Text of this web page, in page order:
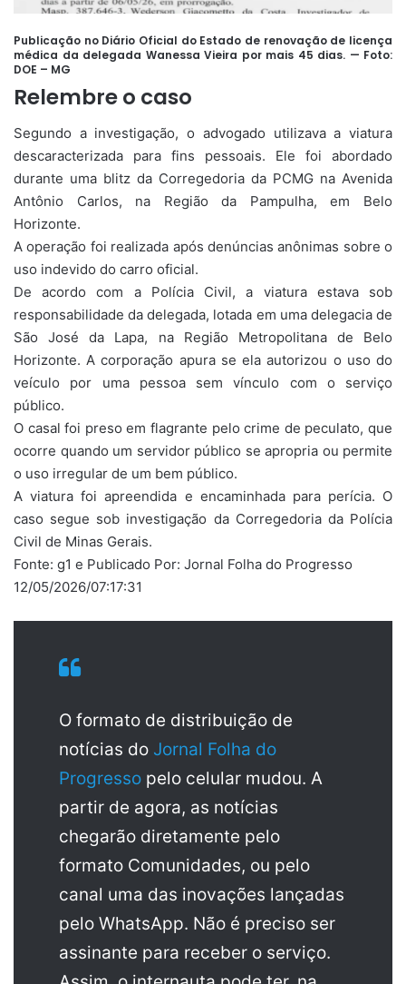
Publicação no Diário Oficial do Estado de renovação de licença
médica da delegada Wanessa Vieira por mais 45 dias. — Foto:
DOE – MG
Relembre o caso
Segundo a investigação, o advogado utilizava a viatura
descaracterizada para fins pessoais. Ele foi abordado
durante uma blitz da Corregedoria da PCMG na Avenida
Antônio Carlos, na Região da Pampulha, em Belo
Horizonte.
A operação foi realizada após denúncias anônimas sobre o
uso indevido do carro oficial.
De acordo com a Polícia Civil, a viatura estava sob
responsabilidade da delegada, lotada em uma delegacia de
São José da Lapa, na Região Metropolitana de Belo
Horizonte. A corporação apura se ela autorizou o uso do
veículo por uma pessoa sem vínculo com o serviço
público.
O casal foi preso em flagrante pelo crime de peculato, que
ocorre quando um servidor público se apropria ou permite
o uso irregular de um bem público.
A viatura foi apreendida e encaminhada para perícia. O
caso segue sob investigação da Corregedoria da Polícia
Civil de Minas Gerais.
Fonte: g1 e Publicado Por: Jornal Folha do Progresso
12/05/2026/07:17:31
O formato de distribuição de
notícias do Jornal Folha do
Progresso pelo celular mudou. A
partir de agora, as notícias
chegarão diretamente pelo
formato Comunidades, ou pelo
canal uma das inovações lançadas
pelo WhatsApp. Não é preciso ser
assinante para receber o serviço.